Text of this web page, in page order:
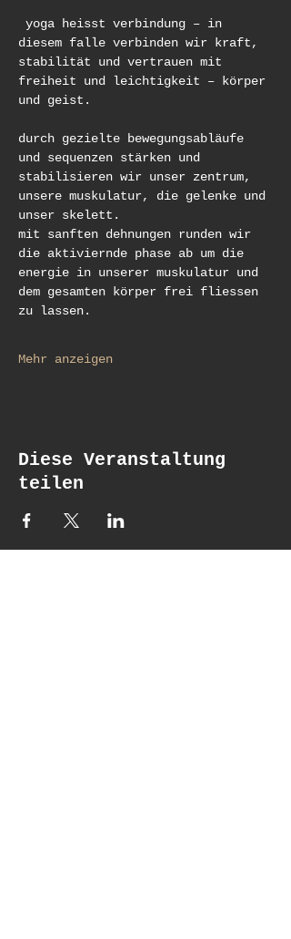
diesem falle verbinden wir kraft,
stabilität und vertrauen mit
freiheit und leichtigkeit – körper
und geist.
durch gezielte bewegungsabläufe
und sequenzen stärken und
stabilisieren wir unser zentrum,
unsere muskulatur, die gelenke und
unser skelett.
mit sanften dehnungen runden wir
die aktiviernde phase ab um die
energie in unserer muskulatur und
dem gesamten körper frei fliessen
zu lassen.
Mehr anzeigen
Diese Veranstaltung
teilen